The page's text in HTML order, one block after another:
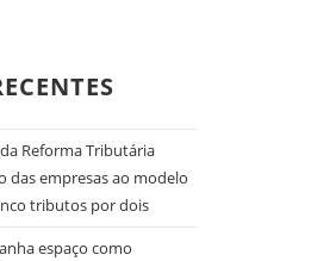
Reforma Tributária
das empresas ao modelo
tributos por dois
espaço como